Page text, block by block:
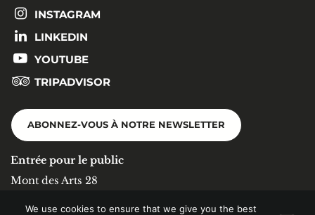
INSTAGRAM
LINKEDIN
YOUTUBE
TRIPADVISOR
ABONNEZ-VOUS À NOTRE NEWSLETTER
Entrée pour le public
Mont des Arts 28
+32 (0)2 519 53 11
We use cookies to ensure that we give you the best